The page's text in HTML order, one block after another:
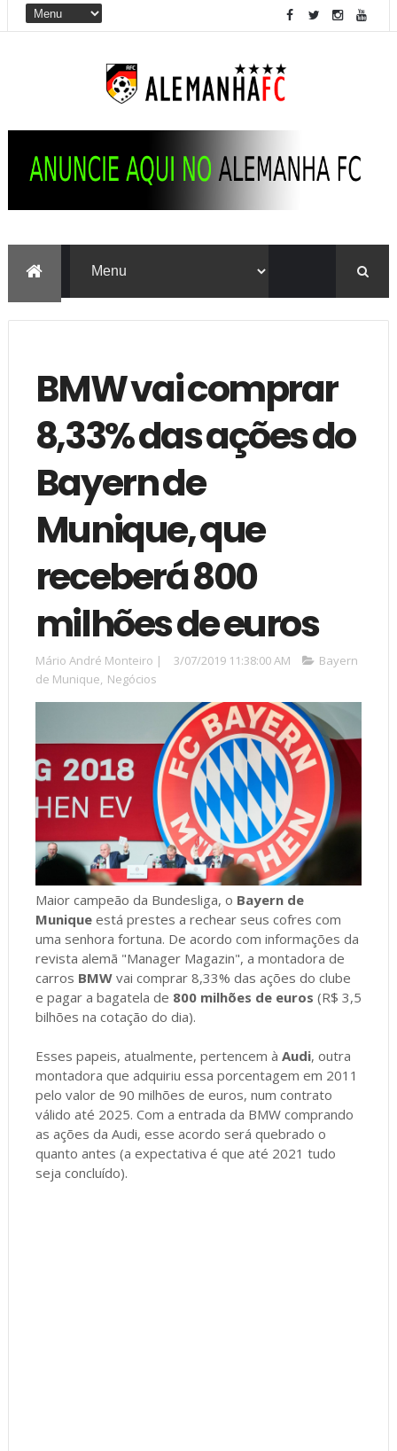
BMW vai comprar
8,33% das ações do
Bayern de
Munique, que
receberá 800
milhões de euros
Mário André Monteiro | 3/07/2019 11:38:00 AM
Bayern
de Munique, Negócios
Maior campeão da Bundesliga, o Bayern de
Muniqueestá prestes a rechear seus cofres com
uma senhora fortuna. De acordo com informações da
revista alemã "Manager Magazin", a montadora de
carros BMWvai comprar 8,33% das ações do clube
e pagar a bagatela de 800 milhões de euros (R$ 3,5
bilhões na cotação do dia).
Esses papeis, atualmente, pertencem à Audi, outra
montadora que adquiriu essa porcentagem em 2011
pelo valor de 90 milhões de euros, num contrato
válido até 2025. Com a entrada da BMW comprando
as ações da Audi, esse acordo será quebrado o
quanto antes (a expectativa é que até 2021 tudo
seja concluído).